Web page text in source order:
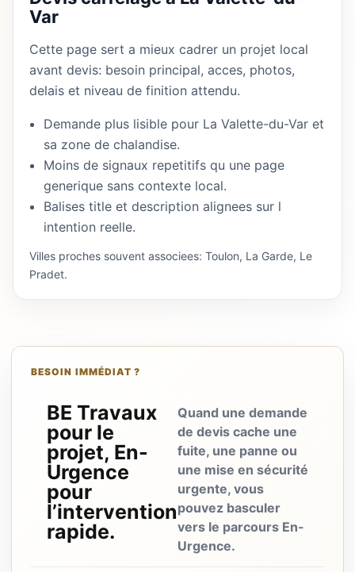
Var
Cette page sert a mieux cadrer un projet local
avant devis: besoin principal, acces, photos,
delais et niveau de finition attendu.
Demande plus lisible pour La Valette-du-Var et
sa zone de chalandise.
Moins de signaux repetitifs qu une page
generique sans contexte local.
Balises title et description alignees sur l
intention reelle.
Villes proches souvent associees: Toulon, La Garde, Le
Pradet.
BESOIN IMMÉDIAT ?
BE Travaux
pour le
projet, En-
Urgence
pour
l’intervention
rapide.
Quand une demande
de devis cache une
fuite, une panne ou
une mise en sécurité
urgente, vous
pouvez basculer
vers le parcours En-
Urgence.